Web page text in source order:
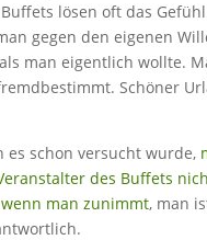
lösen oft das Gefühl
gegen den eigenen
man eigentlich wollte.
Schöner
es schon versucht wurde,
des Buffets
man zunimmt, man